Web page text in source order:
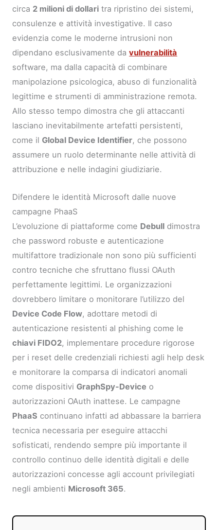
circa 2 milioni di dollari tra ripristino dei sistemi,
consulenze e attività investigative. Il caso
evidenzia come le moderne intrusioni non
dipendano esclusivamente davulnerabilità
software, ma dalla capacità di combinare
manipolazione psicologica, abuso di funzionalità
legittime e strumenti di amministrazione remota.
Allo stesso tempo dimostra che gli attaccanti
lasciano inevitabilmente artefatti persistenti,
come il Global Device Identifier, che possono
assumere un ruolo determinante nelle attività di
attribuzione e nelle indagini giudiziarie.
Difendere le identità Microsoft dalle nuove
campagne PhaaS
L’evoluzione di piattaforme come Debull dimostra
che password robuste e autenticazione
multifattore tradizionale non sono più sufficienti
contro tecniche che sfruttano flussi OAuth
perfettamente legittimi. Le organizzazioni
dovrebbero limitare o monitorare l’utilizzo del
Device Code Flow, adottare metodi di
autenticazione resistenti al phishing come le
chiavi FIDO2, implementare procedure rigorose
per i reset delle credenziali richiesti agli help desk
e monitorare la comparsa di indicatori anomali
come dispositivi GraphSpy-Device o
autorizzazioni OAuth inattese. Le campagne
PhaaS continuano infatti ad abbassare la barriera
tecnica necessaria per eseguire attacchi
sofisticati, rendendo sempre più importante il
controllo continuo delle identità digitali e delle
autorizzazioni concesse agli account privilegiati
negli ambienti Microsoft 365.